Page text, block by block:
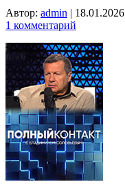
Автор: admin | 18.01.2026
1 комментарий